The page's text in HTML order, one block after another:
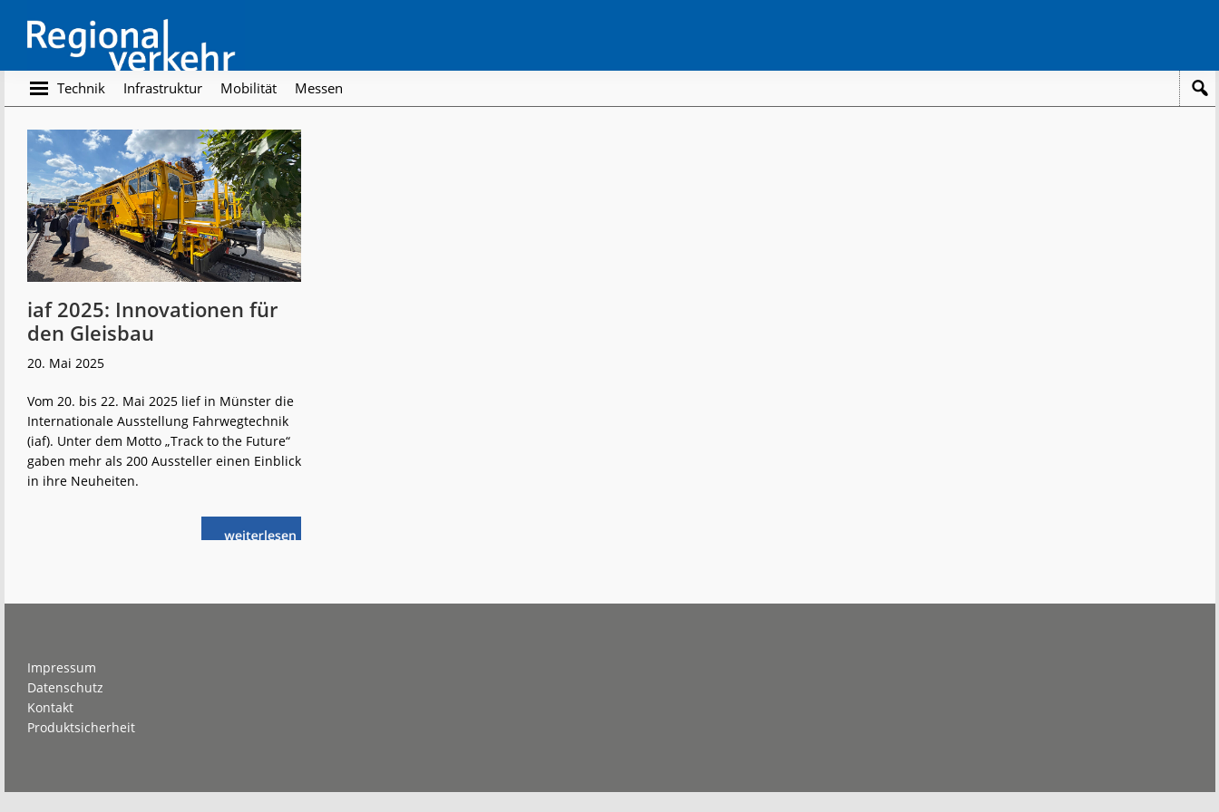
main
content
footer
Regionalverkehr
Die
Fachzeitschrift
den
Öffentlichen
Personennahverkehr
Technik Infrastruktur Mobilität Messen
iaf 2025: Innovationen für
den Gleisbau
20. Mai 2025
Vom 20. bis 22. Mai 2025 lief in Münster die
Internationale Ausstellung Fahrwegtechnik
(iaf). Unter dem Motto „Track to the Future“
gaben mehr als 200 Aussteller einen Einblick
in ihre Neuheiten.
weiterlese
niaf
Impressum
Datenschutz
Kontakt
Produktsicherheit